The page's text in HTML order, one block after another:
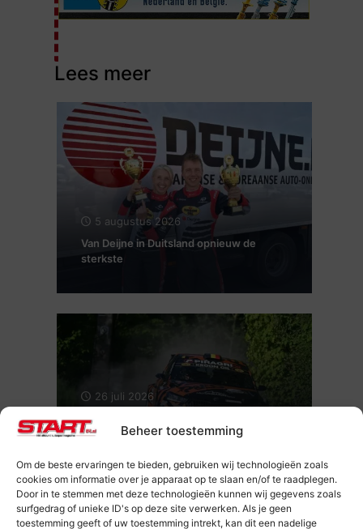
Beheer toestemming
Om de beste ervaringen te bieden, gebruiken wij technologieën zoals
cookies om informatie over je apparaat op te slaan en/of te raadplegen.
Door in te stemmen met deze technologieën kunnen wij gegevens zoals
surfgedrag of unieke ID's op deze site verwerken. Als je geen
toestemming geeft of uw toestemming intrekt, kan dit een nadelige
Lees meer
5 augustus 2026
Van Deijne in Duitsland opnieuw de
sterkste
26 juli 2026
Maxime Potty en Renaud Herman voor
de tweede keer Kampioen van België